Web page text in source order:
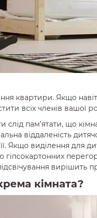
квартири. Якщо
всіх членів вашої
пам’ятати, що
віддаленість
Якщо виділення для
вирішить
кімната?